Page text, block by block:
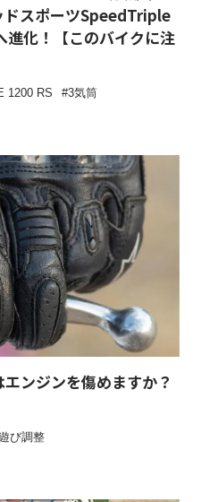
ドスポーツSpeedTriple
化！【このバイクに注
1200 RS
3気筒
ンジンを傷めますか？
び調整